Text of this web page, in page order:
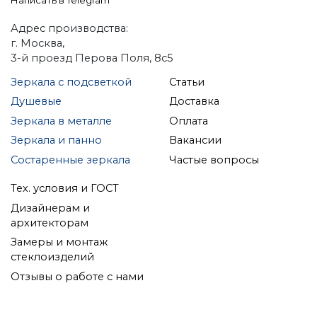
Адрес производства:
г. Москва,
3-й проезд Перова Поля, 8с5
Зеркала с подсветкой
Душевые
Зеркала в металле
Зеркала и панно
Состаренные зеркала
Статьи
Доставка
Оплата
Вакансии
Частые вопросы
Тех. условия и ГОСТ
Дизайнерам и
архитекторам
Замеры и монтаж
стеклоизделий
Отзывы о работе с нами